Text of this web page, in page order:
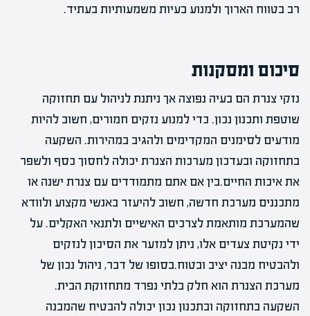
רב בטווח הארוך ולמנוע בעיות משמעותיות בעתיד.
סיכום ומסקנות
נזקי צנרת הם בעיה נפוצה אך ניתנת לניהול עם תחזוקה
שוטפת ותכנון נכון. כדי למנוע נזקים חמורים, חשוב להיות
מודעים לסימנים המקדימים ולהגיב במהירות. השקעה
בתחזוקה ובעדכון מערכות הצנרת יכולה לחסוך כסף ולשפר
את איכות החיים.בין אם אתם מתמודדים עם צנרת ישנה או
מתכננים מערכת חדשה, חשוב להיעזר באנשי מקצוע ולוודא
שהמערכת מותאמת לצרכים האישיים ולתנאי האקלים. על
ידי נקיטת צעדים אלו, ניתן למזער את הסיכון לנזקים
ולהבטיח מבנה יציב ובטוח.בסופו של דבר, ניהול נכון של
מערכת הצנרת הוא חלק בלתי נפרד מתחזוקת הבית.
השקעה בתחזוקה ובתכנון נכון יכולה להבטיח שהמבנה